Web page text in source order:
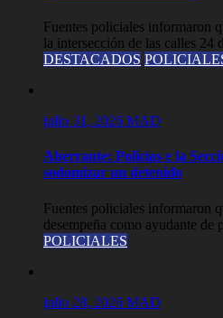
Fuentes policiales informaron
la intersección de las calles 24
DESTACADOS
julio 31, 2026 MAD
Aberrante: Policías e la
sodomizar un detenido
Fuentes policiales informaron
desempeña como ayudante de
POLICIALES
julio 28, 2026 MAD